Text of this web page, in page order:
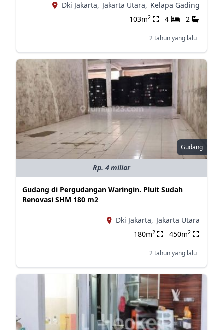
Dki Jakarta, Jakarta Utara, Kelapa Gading
103m2 4 2
2 tahun yang lalu
Gudang
Rp. 4 miliar
Gudang di Pergudangan Waringin. Pluit Sudah
Renovasi SHM 180 m2
Dki Jakarta, Jakarta Utara
180m2 450m2
2 tahun yang lalu